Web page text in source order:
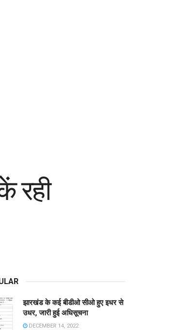
रही
झारखंड के कई बीडीओ सीओ हुए इधर से
उधर, जारी हुई अधिसूचना
DECEMBER 14, 2022